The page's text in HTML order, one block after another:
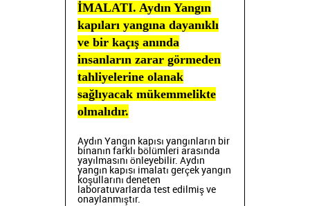
İMALATI. Aydın Yangın
kapıları yangına dayanıklı
ve bir kaçış anında
insanların zarar görmeden
tahliyelerine olanak
sağlıyacak mükemmelikte
olmalıdır.
Aydın Yangın kapısı yangınların bir
binanın farklı bölümleri arasında
yayılmasını önleyebilir. Aydın
yangın kapısı imalatı gerçek yangın
koşullarını deneten
laboratuvarlarda test edilmiş ve
onaylanmıştır.